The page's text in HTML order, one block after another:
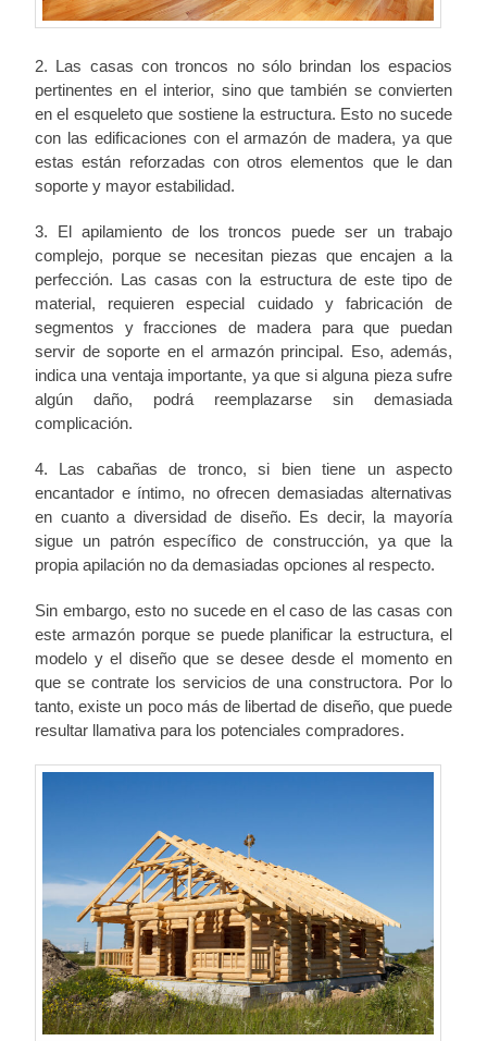
2. Las casas con troncos no sólo brindan los espacios
pertinentes en el interior, sino que también se convierten
en el esqueleto que sostiene la estructura. Esto no sucede
con las edificaciones con el armazón de madera, ya que
estas están reforzadas con otros elementos que le dan
soporte y mayor estabilidad.
3. El apilamiento de los troncos puede ser un trabajo
complejo, porque se necesitan piezas que encajen a la
perfección. Las casas con la estructura de este tipo de
material, requieren especial cuidado y fabricación de
segmentos y fracciones de madera para que puedan
servir de soporte en el armazón principal. Eso, además,
indica una ventaja importante, ya que si alguna pieza sufre
algún daño, podrá reemplazarse sin demasiada
complicación.
4. Las cabañas de tronco, si bien tiene un aspecto
encantador e íntimo, no ofrecen demasiadas alternativas
en cuanto a diversidad de diseño. Es decir, la mayoría
sigue un patrón específico de construcción, ya que la
propia apilación no da demasiadas opciones al respecto.
Sin embargo, esto no sucede en el caso de las casas con
este armazón porque se puede planificar la estructura, el
modelo y el diseño que se desee desde el momento en
que se contrate los servicios de una constructora. Por lo
tanto, existe un poco más de libertad de diseño, que puede
resultar llamativa para los potenciales compradores.